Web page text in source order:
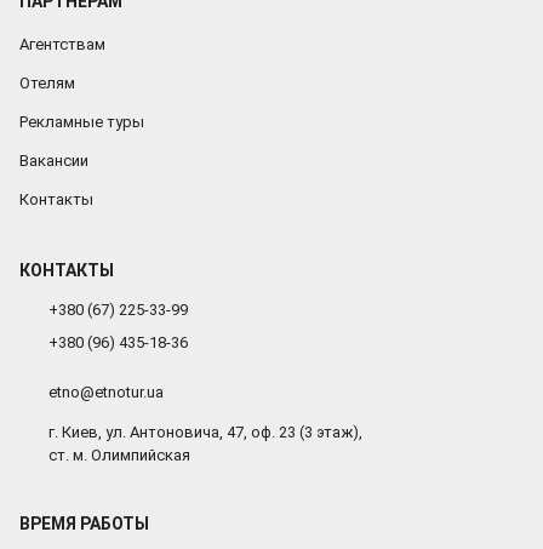
Агентствам
Отелям
Рекламные туры
Вакансии
Контакты
КОНТАКТЫ
+380 (67) 225-33-99
+380 (96) 435-18-36
etno@etnotur.ua
г. Киев, ул. Антоновича, 47, оф. 23 (3 этаж),
ст. м. Олимпийская
ВРЕМЯ РАБОТЫ